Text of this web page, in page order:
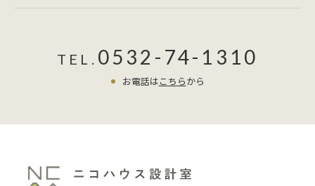
TEL. 0532-74-1310
お電話はこちらから